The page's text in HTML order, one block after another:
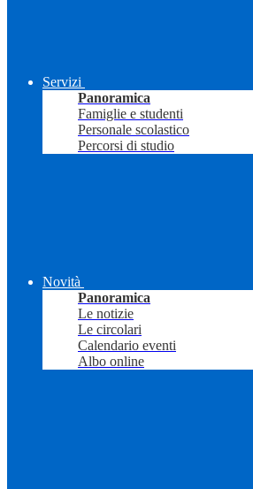
Servizi
Panoramica
Famiglie e studenti
Personale scolastico
Percorsi di studio
Novità
Panoramica
Le notizie
Le circolari
Calendario eventi
Albo online